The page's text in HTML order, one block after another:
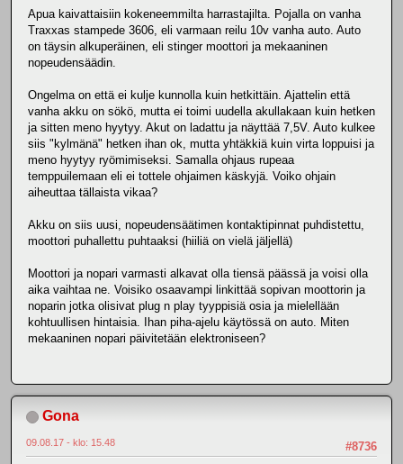
Apua kaivattaisiin kokeneemmilta harrastajilta. Pojalla on vanha
Traxxas stampede 3606, eli varmaan reilu 10v vanha auto. Auto
on täysin alkuperäinen, eli stinger moottori ja mekaaninen
nopeudensäädin.
Ongelma on että ei kulje kunnolla kuin hetkittäin. Ajattelin että
vanha akku on sökö, mutta ei toimi uudella akullakaan kuin hetken
ja sitten meno hyytyy. Akut on ladattu ja näyttää 7,5V. Auto kulkee
siis "kylmänä" hetken ihan ok, mutta yhtäkkiä kuin virta loppuisi ja
meno hyytyy ryömimiseksi. Samalla ohjaus rupeaa
temppuilemaan eli ei tottele ohjaimen käskyjä. Voiko ohjain
aiheuttaa tällaista vikaa?
Akku on siis uusi, nopeudensäätimen kontaktipinnat puhdistettu,
moottori puhallettu puhtaaksi (hiiliä on vielä jäljellä)
Moottori ja nopari varmasti alkavat olla tiensä päässä ja voisi olla
aika vaihtaa ne. Voisiko osaavampi linkittää sopivan moottorin ja
noparin jotka olisivat plug n play tyyppisiä osia ja mielellään
kohtuullisen hintaisia. Ihan piha-ajelu käytössä on auto. Miten
mekaaninen nopari päivitetään elektroniseen?
Gona
#8736
09.08.17 - klo: 15.48